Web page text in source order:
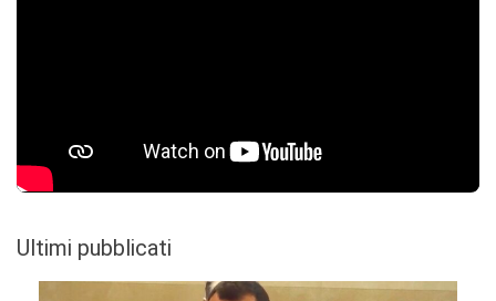
Ultimi pubblicati